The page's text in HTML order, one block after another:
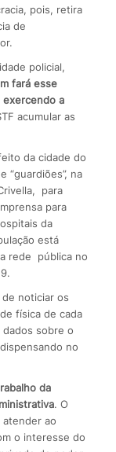
pois, retira
de
policial,
fará esse
a
acumular as
da cidade do
“guardiões”, na
para
para
da
está
rede pública no
noticiar os
física de cada
sobre o
no
da
. O
ao
o interesse do